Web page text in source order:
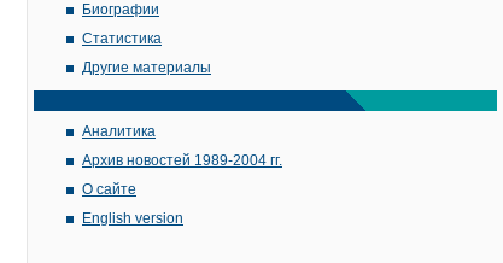
Биографии
Статистика
Другие материалы
Аналитика
Архив новостей 1989-2004 гг.
О сайте
English version